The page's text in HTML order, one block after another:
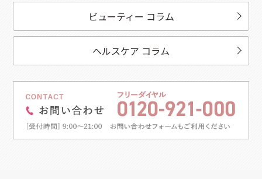
ビューティー コラム
ヘルスケア コラム